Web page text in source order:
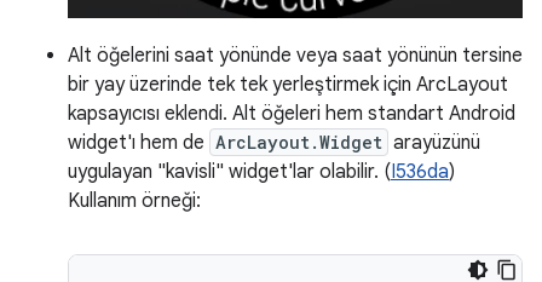
Alt öğelerini saat yönünde veya saat yönünün tersine
bir yay üzerinde tek tek yerleştirmek için ArcLayout
kapsayıcısı eklendi. Alt öğeleri hem standart Android
widget'ı hem de ArcLayout.Widget arayüzünü
uygulayan "kavisli" widget'lar olabilir. (I536da)
Kullanım örneği: